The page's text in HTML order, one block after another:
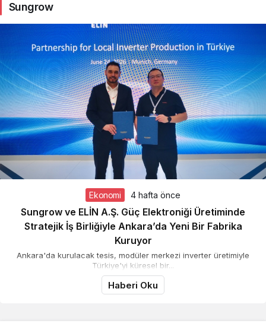
Sungrow
Ekonomi 4 hafta önce
Sungrow ve ELİN A.Ş. Güç Elektroniği Üretiminde
Stratejik İş Birliğiyle Ankara’da Yeni Bir Fabrika
Kuruyor
Ankara'da kurulacak tesis, modüler merkezi inverter üretimiyle
Türkiye'yi küresel bir...
Haberi Oku